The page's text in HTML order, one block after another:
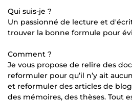
Qui suis-je ?
Un passionné de lecture et
trouver la bonne formule pour
Comment ?
Je vous propose de relire des
reformuler pour qu’il n’y ait
et reformuler des articles de
des mémoires, des thèses. Tout